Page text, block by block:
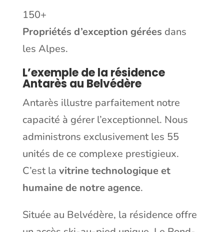
150+
Propriétés d’exception gérées dans
les Alpes.
L’exemple de la résidence
Antarès au Belvédère
Antarès illustre parfaitement notre
capacité à gérer l’exceptionnel. Nous
administrons exclusivement les 55
unités de ce complexe prestigieux.
C’est la vitrine technologique et
humaine de notre agence.
Située au Belvédère, la résidence offre